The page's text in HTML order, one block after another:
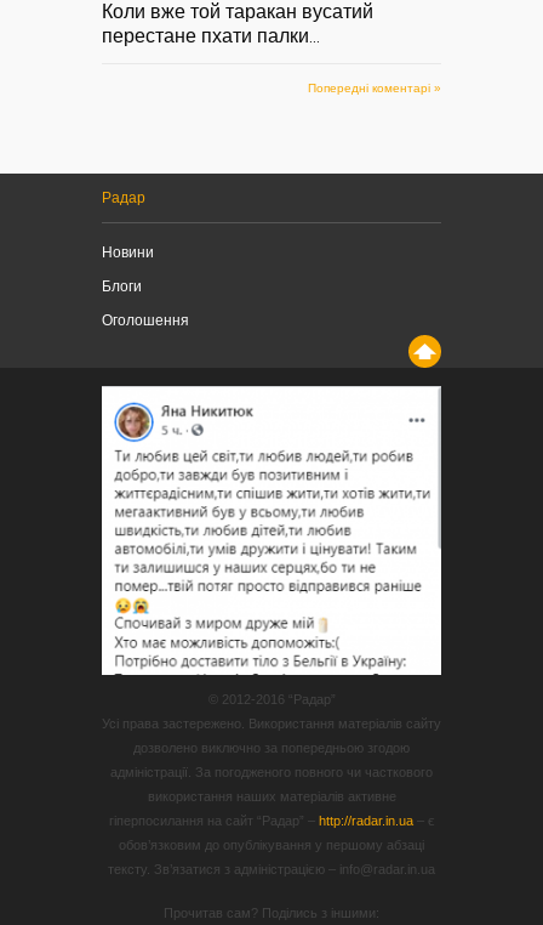
Коли вже той таракан вусатий
перестане пхати палки
Попередні коментарі »
Радар
Новини
Блоги
Оголошення
© 2012-2016 “Радар”
Усі права застережено. Використання матеріалів сайту
дозволено виключно за попередньою згодою
адміністрації. За погодженого повного чи часткового
використання наших матеріалів активне
гіперпосилання на сайт “Радар” – http://radar.in.ua– є
обов’язковим до опублікування у першому абзаці
тексту. Зв’язатися з адміністрацією – info@radar.in.ua
Прочитав сам? Поділись з іншими: